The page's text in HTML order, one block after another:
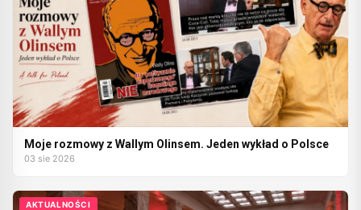
Moje rozmowy z Wallym Olinsem. Jeden wykład o Polsce
03 sie 2026
AKTUALNOŚCI